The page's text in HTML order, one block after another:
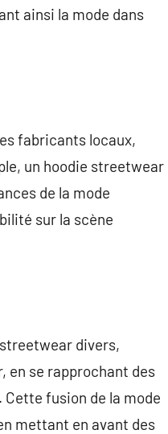
ainsi la mode dans
fabricants locaux,
un hoodie streetwear
de la mode
sur la scène
divers,
en se rapprochant des
fusion de la mode
mettant en avant des